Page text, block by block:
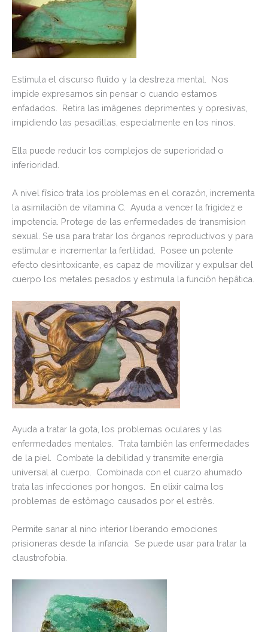
Estimula el discurso fluîdo y la destreza mental. Nos
impide expresarnos sin pensar o cuando estamos
enfadados. Retira las imâgenes deprimentes y opresivas,
impidiendo las pesadillas, especialmente en los ninos.
Ella puede reducir los complejos de superioridad o
inferioridad.
A nivel fîsico trata los problemas en el corazôn, incrementa
la asimilaciôn de vitamina C. Ayuda a vencer la frigidez e
impotencia. Protege de las enfermedades de transmision
sexual. Se usa para tratar los ôrganos reproductivos y para
estimular e incrementar la fertilidad. Posee un potente
efecto desintoxicante, es capaz de movilizar y expulsar del
cuerpo los metales pesados y estimula la funciôn hepâtica.
Ayuda a tratar la gota, los problemas oculares y las
enfermedades mentales. Trata tambiên las enfermedades
de la piel. Combate la debilidad y transmite energîa
universal al cuerpo. Combinada con el cuarzo ahumado
trata las infecciones por hongos. En elixir calma los
problemas de estômago causados por el estrês.
Permite sanar al nino interior liberando emociones
prisioneras desde la infancia. Se puede usar para tratar la
claustrofobia.